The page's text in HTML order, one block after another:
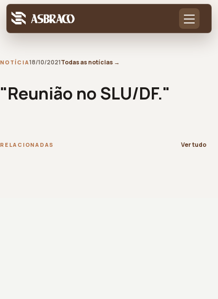
NOTÍCIA18/10/2021Todas as notícias →
"Reunião no SLU/DF."
RELACIONADAS Ver tudo